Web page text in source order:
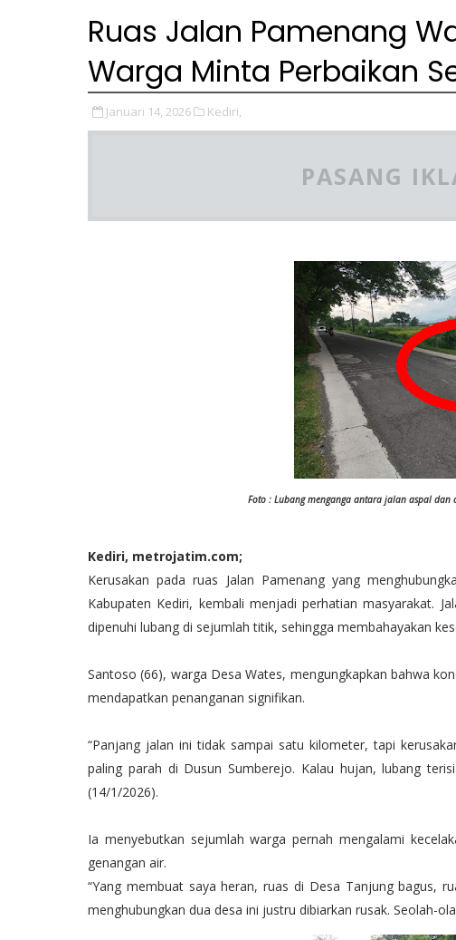
Ruas Jalan Pamenang
Warga Minta Perbaikan
Januari 14, 2026 Kediri,
PASANG
Foto : Lubang menganga antara jalan aspal
Kediri, metrojatim.com;
Kerusakan pada ruas Jalan Pamenang yang
Kabupaten Kediri, kembali menjadi perhatian masyarakat.
dipenuhi lubang di sejumlah titik, sehingga membahayakan
Santoso (66), warga Desa Wates, mengungkapkan bahwa
mendapatkan penanganan signifikan.
“Panjang jalan ini tidak sampai satu kilometer, tapi
paling parah di Dusun Sumberejo. Kalau hujan, lubang
(14/1/2026).
Ia menyebutkan sejumlah warga pernah mengalami
genangan air.
“Yang membuat saya heran, ruas di Desa Tanjung bagus,
menghubungkan dua desa ini justru dibiarkan rusak. Seolah-